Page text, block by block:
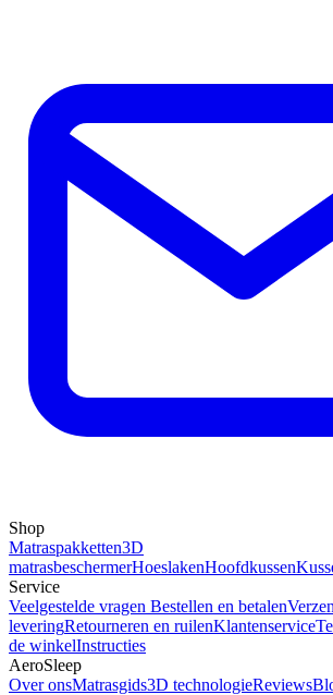
Shop
Matraspakketten3D
matrasbeschermerHoeslakenHoofdkussen
Service
Veelgestelde vragen Bestellen en betalen
leveringRetourneren en ruilenKlantenservice
de winkelInstructies
AeroSleep
Over onsMatrasgids3D technologieReviews